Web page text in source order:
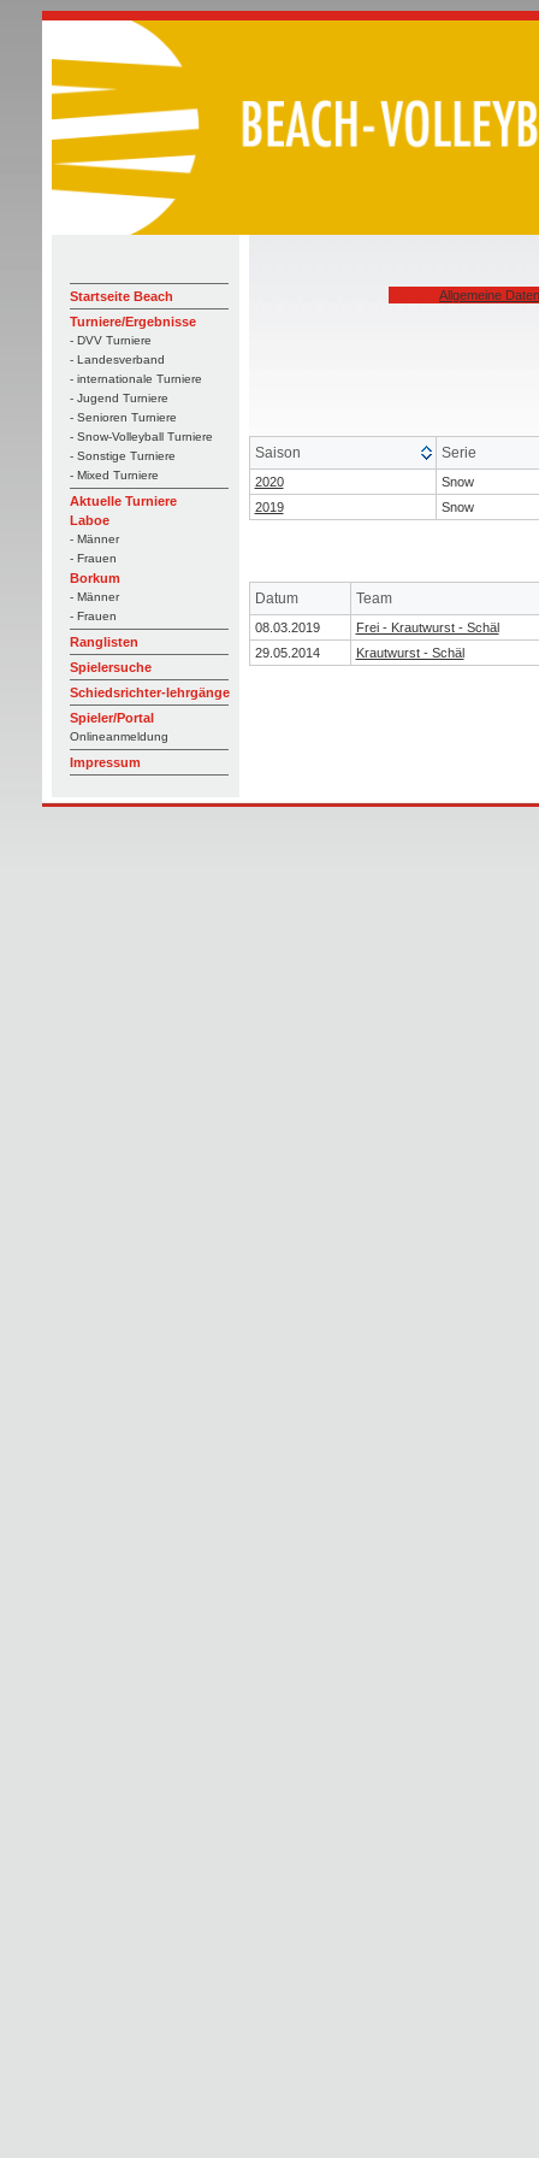
Startseite Beach
Turniere/Ergebnisse
- DVV Turniere
- Landesverband
- internationale Turniere
- Jugend Turniere
- Senioren Turniere
- Snow-Volleyball Turniere
- Sonstige Turniere
- Mixed Turniere
Aktuelle Turniere
Laboe
- Männer
- Frauen
Borkum
- Männer
- Frauen
Ranglisten
Spielersuche
Schiedsrichter-lehrgänge
Spieler/Portal
Onlineanmeldung
Impressum
Allgemeine
Saison Serie
2020
Snow
2019
Snow
Datum Team
08.03.2019
Frei - Krautwurst - Schäl
29.05.2014
Krautwurst - Schäl